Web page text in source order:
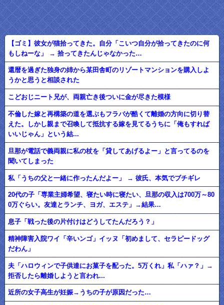
【ゴミ】彼女が猫拾ってきた。自分「こいつ自分が拾ってきたのに何
もしねーな」 → 拾ってきたんじゃなかった…
還暦を過ぎた独身の姉から某田舎町のリゾートマンションを購入しよ
うかと思うと相談された
こどおじニート兄が、両親亡き後ついに金が尽きた模様
不倫した嫁と再構築の道を選ぶもフラバが酷くて離婚の方向に切り替
えた。しかし親まで召喚して抵抗する嫁を見てるうちに「俺もすれば
いいじゃん」という結...
旦那が電話で義両親に私の杖を「貸してあげるよー」と言ってるのを
聞いてしまった
私「うちの父と一緒に作ったんだよー」 → 彼氏、本気でブチギレ
20代の子「専業主婦希望、寝たい時に寝たい、旦那の収入は700万～80
0万ぐらい。友達とランチ、ヨガ、エステ」→結果…
息子「戦った後の片付けはどうしてたんだろう？」
精神障害入院ワイ「辛いンゴ」イッヌ「初めまして、セラピードッグ
だわん」
夫「ハロウィンで子供達にお菓子を配った。5万くれ」私「ハァ？」→
拒否したら離婚しようと言われ...
近所の女子高生が妊娠→うちの子が原因だった…